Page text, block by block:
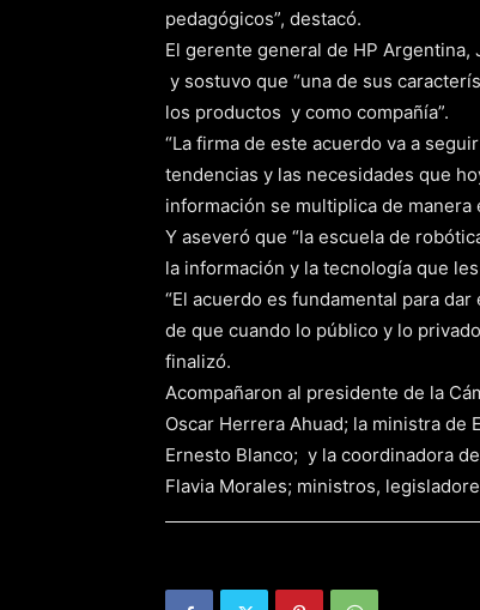
pedagógicos”, destacó.
El gerente general de HP
y sostuvo que “una de sus
los productos y como compañía”.
“La firma de este acuerdo va a
tendencias y las necesidades que
información se multiplica de manera
Y aseveró que “la escuela de
la información y la tecnología que
“El acuerdo es fundamental para
de que cuando lo público y lo
finalizó.
Acompañaron al presidente de la
Oscar Herrera Ahuad; la ministra de
Ernesto Blanco; y la coordinadora
Flavia Morales; ministros,